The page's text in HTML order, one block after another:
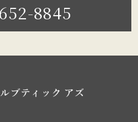
8845